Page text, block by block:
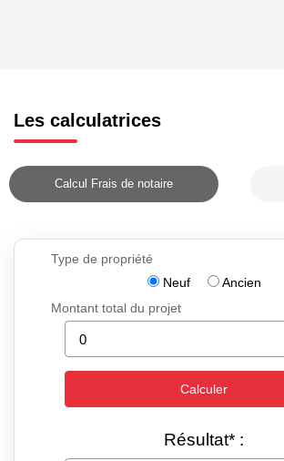
Les calculatrices
Calcul Frais de notaire